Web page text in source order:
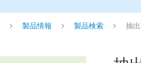
製品情報 製品検索 抽